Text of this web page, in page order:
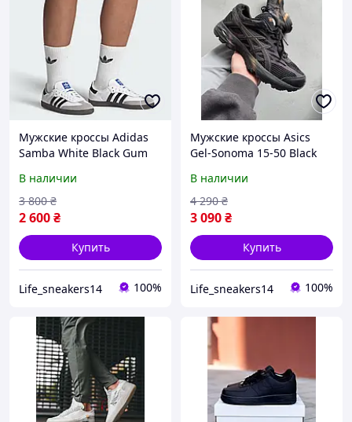
Мужские кроссы Adidas
Samba White Black Gum
кроссовки для весна лето
стильные модные
повседневные кроссы
Адидас
В наличии
2 600₴
3 800 ₴
Купить
Life_sneakers14 100%
Мужские кроссы Asics
Gel-Sonoma 15-50 Black
спортивные кроссовки
для весна лето стильные
модные повседневные
В наличии
3 090₴
4 290 ₴
Купить
Life_sneakers14 100%